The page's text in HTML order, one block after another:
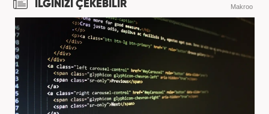
İLGİNİZİ ÇEKEBİLİR Makroo